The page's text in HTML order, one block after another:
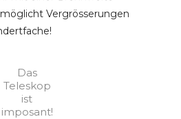
Vergrösserungen
Das
Teleskop
ist
imposant!